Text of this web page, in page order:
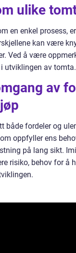
ulike
en enkel prosess,
kan være
Ved å være
utviklingen av tomta.
av
fordeler og
oppfyller ens
på lang sikt.
risiko, behov for